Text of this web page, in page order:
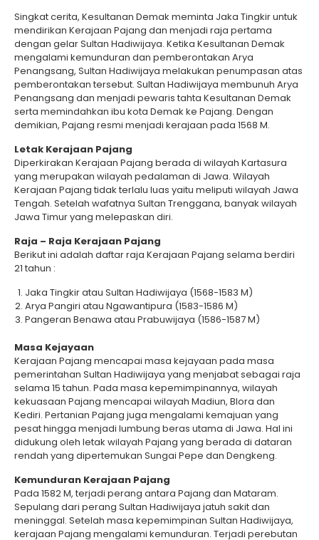
Singkat cerita, Kesultanan Demak meminta Jaka Tingkir untuk
mendirikan Kerajaan Pajang dan menjadi raja pertama
dengan gelar Sultan Hadiwijaya. Ketika Kesultanan Demak
mengalami kemunduran dan pemberontakan Arya
Penangsang, Sultan Hadiwijaya melakukan penumpasan atas
pemberontakan tersebut. Sultan Hadiwijaya membunuh Arya
Penangsang dan menjadi pewaris tahta Kesultanan Demak
serta memindahkan ibu kota Demak ke Pajang. Dengan
demikian, Pajang resmi menjadi kerajaan pada 1568 M.
Letak Kerajaan Pajang
Diperkirakan Kerajaan Pajang berada di wilayah Kartasura
yang merupakan wilayah pedalaman di Jawa. Wilayah
Kerajaan Pajang tidak terlalu luas yaitu meliputi wilayah Jawa
Tengah. Setelah wafatnya Sultan Trenggana, banyak wilayah
Jawa Timur yang melepaskan diri.
Raja – Raja Kerajaan Pajang
Berikut ini adalah daftar raja Kerajaan Pajang selama berdiri
21 tahun :
Jaka Tingkir atau Sultan Hadiwijaya (1568-1583 M)
Arya Pangiri atau Ngawantipura (1583-1586 M)
Pangeran Benawa atau Prabuwijaya (1586-1587 M)
Masa Kejayaan
Kerajaan Pajang mencapai masa kejayaan pada masa
pemerintahan Sultan Hadiwijaya yang menjabat sebagai raja
selama 15 tahun. Pada masa kepemimpinannya, wilayah
kekuasaan Pajang mencapai wilayah Madiun, Blora dan
Kediri. Pertanian Pajang juga mengalami kemajuan yang
pesat hingga menjadi lumbung beras utama di Jawa. Hal ini
didukung oleh letak wilayah Pajang yang berada di dataran
rendah yang dipertemukan Sungai Pepe dan Dengkeng.
Kemunduran Kerajaan Pajang
Pada 1582 M, terjadi perang antara Pajang dan Mataram.
Sepulang dari perang Sultan Hadiwijaya jatuh sakit dan
meninggal. Setelah masa kepemimpinan Sultan Hadiwijaya,
kerajaan Pajang mengalami kemunduran. Terjadi perebutan